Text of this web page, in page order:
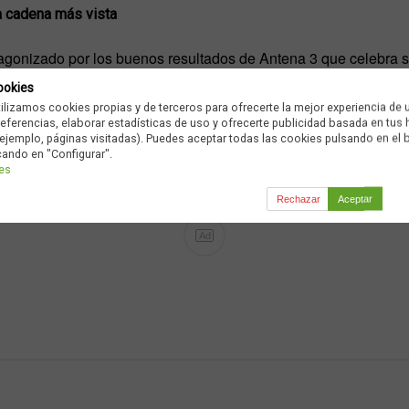
cadena más vista
por los buenos resultados de Antena 3 que celebra
de 13,4%, con más de un punto de ventaja sobre La 1,
día con una cuota del 10% y Cuatro y laSexta firman el
Ad
cookies propias y de terceros para ofrecerte la mejor experiencia de
elaborar estadísticas de uso y ofrecerte publicidad basada en tus
páginas visitadas). Puedes aceptar todas las cookies pulsando en el
en "Configurar".
Rechazar Aceptar